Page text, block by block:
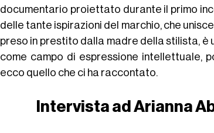
documentario proiettato durante il primo
delle tante ispirazioni del marchio, che
preso in prestito dalla madre della stilista, è
come campo di espressione intellettuale,
ecco quello che ci ha raccontato.
Intervista ad Arianna